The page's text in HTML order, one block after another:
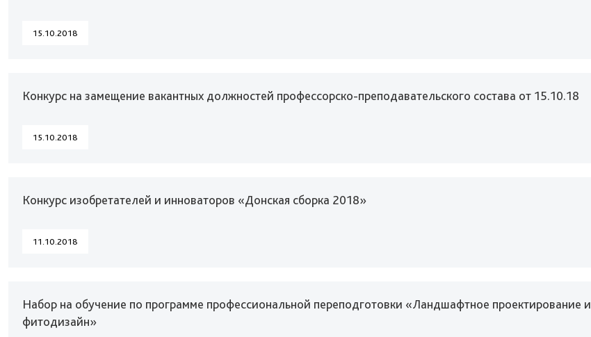
15.10.2018
Конкурс на замещение вакантных должностей профессорско-преподавательского состава от 15.10.18
15.10.2018
Конкурс изобретателей и инноваторов «Донская сборка 2018»
11.10.2018
Набор на обучение по программе профессиональной переподготовки «Ландшафтное проектирование и
фитодизайн»